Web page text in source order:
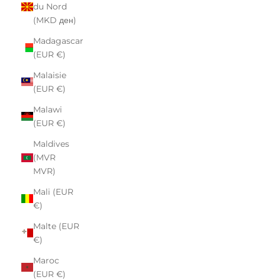
du Nord
(MKD ден)
Madagascar
(EUR €)
Malaisie
(EUR €)
Malawi
(EUR €)
Maldives
(MVR
MVR)
Mali (EUR
€)
Malte (EUR
€)
Maroc
(EUR €)